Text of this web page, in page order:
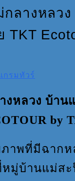
ลางหลว
TKT
กรมทัวร์
หลวง บ้าน
by
าพที่มีฉาก
หมู่บ้านแม่